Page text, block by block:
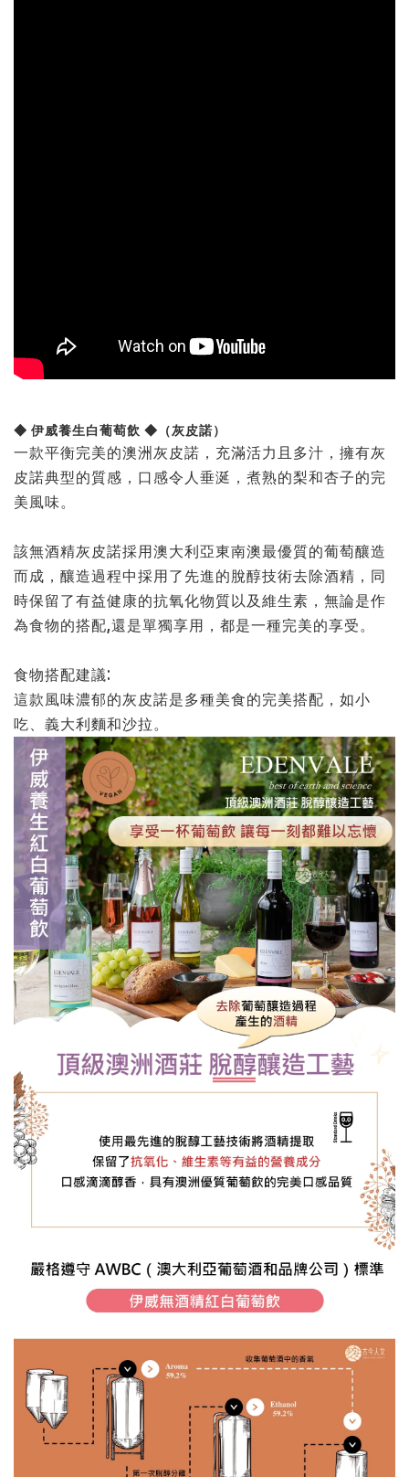
◆ 伊威養生白葡萄飲 ◆（灰皮諾）
一款平衡完美的澳洲灰皮諾，充滿活力且多汁，擁有灰
皮諾典型的質感，口感令人垂涎，煮熟的梨和杏子的完
美風味。
該無酒精灰皮諾採用澳大利亞東南澳最優質的葡萄釀造
而成，釀造過程中採用了先進的脫醇技術去除酒精，同
時保留了有益健康的抗氧化物質以及維生素，無論是作
為食物的搭配,還是單獨享用，都是一種完美的享受。
食物搭配建議:
這款風味濃郁的灰皮諾是多種美食的完美搭配，如小
吃、義大利麵和沙拉。